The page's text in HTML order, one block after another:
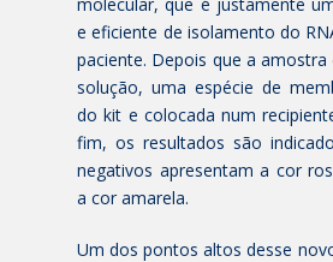
e eficiente de isolamento do
paciente. Depois que a amostra
solução, uma espécie de
do kit e colocada num
fim, os resultados são
negativos apresentam a cor
a cor amarela.
Um dos pontos altos desse